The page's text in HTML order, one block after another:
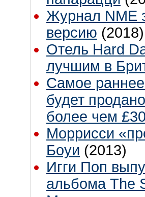
Журнал NME
версию (2018)
Отель Hard
лучшим в
Самое
будет
более чем
Моррисси
Боуи (2013)
Игги Поп
альбома The